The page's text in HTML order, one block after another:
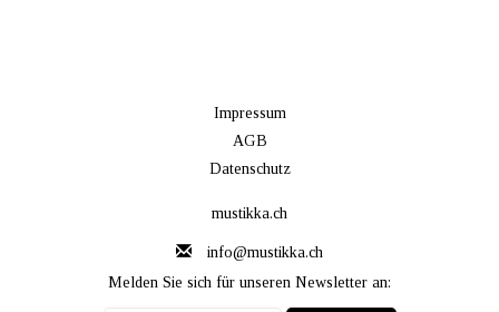
Impressum
AGB
Datenschutz
mustikka.ch
info@mustikka.ch
Melden Sie sich für unseren Newsletter an: